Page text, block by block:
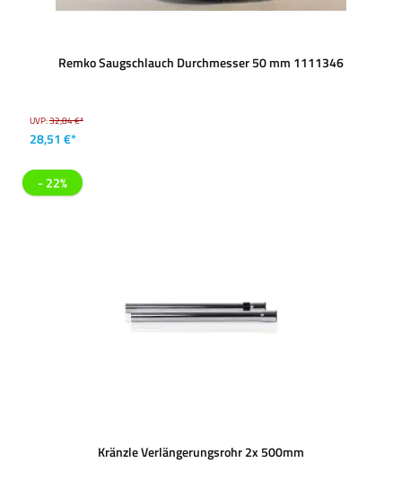
Remko Saugschlauch Durchmesser 50 mm 1111346
UVP:32,84 €*
28,51 €*
- 22%
Kränzle Verlängerungsrohr 2x 500mm